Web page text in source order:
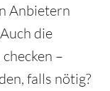
Anbietern
die
–
falls nötig?